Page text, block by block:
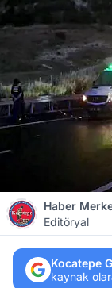
Haber
Editöryal
Kocatepe
kaynak